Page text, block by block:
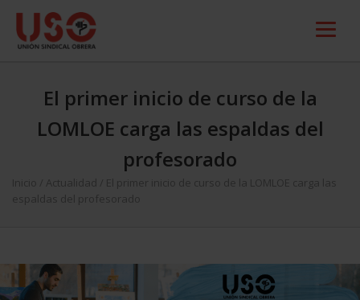
El primer inicio de curso de la
LOMLOE carga las espaldas del
profesorado
Inicio Actualidad
El primer inicio de curso de la LOMLOE carga las
espaldas del profesorado